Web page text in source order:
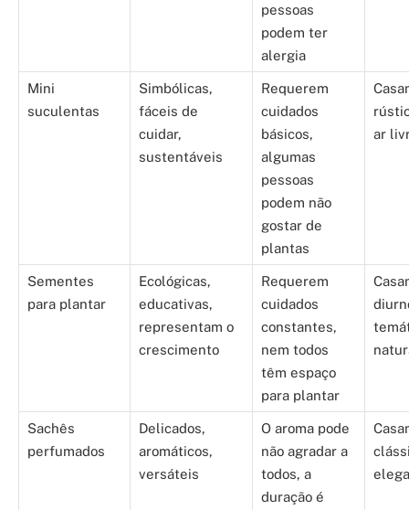
pessoas
podem ter
alergia
Mini
suculentas
Simbólicas,
fáceis de
cuidar,
sustentáveis
Requerem
cuidados
básicos,
algumas
pessoas
podem não
gostar de
plantas
ar
Sementes
para plantar
Ecológicas,
educativas,
representam o
crescimento
Requerem
cuidados
constantes,
nem todos
têm espaço
para plantar
Sachês
perfumados
Delicados,
aromáticos,
versáteis
O aroma pode
não agradar a
todos, a
duração é